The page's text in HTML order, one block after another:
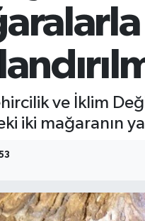
ve İklim
iki mağaranın